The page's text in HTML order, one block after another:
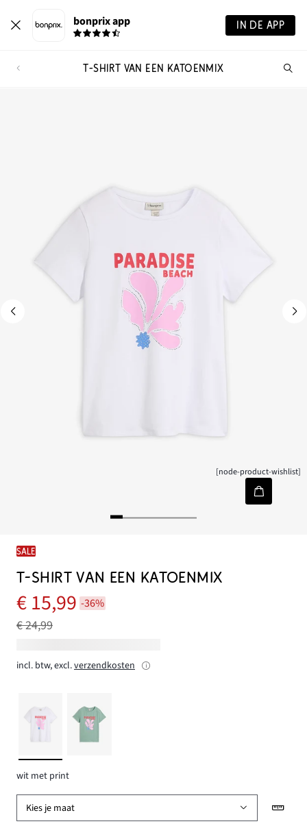
bonprix app IN DE APP
T-SHIRT VAN EEN KATOENMIX
[node-product-wishlist]
SALE
T-SHIRT VAN EEN KATOENMIX
€ 15,99 -36%
€ 24,99
incl. btw, excl.verzendkosten
wit met print
Kies je maat